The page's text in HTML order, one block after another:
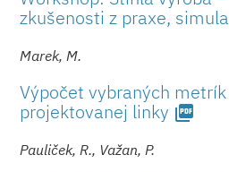
zkušenosti z praxe,
Marek, M.
Výpočet vybraných
projektovanej lin­ky picture_as_pdf
Pauliček, R., Važan, P.